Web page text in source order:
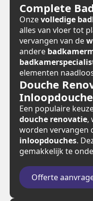
Complete
Onzevolledige
alles van vloer tot
vervangen van de
andere
elementen
Douche
Een populaire
douche renovatie,
worden vervangen
inloopdouches.
gemakkelijk te
Offerte